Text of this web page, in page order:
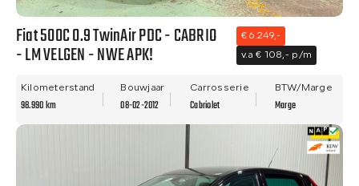
Fiat 500C 0.9 TwinAir PDC - CABRIO
- LM VELGEN - NWE APK!
€ 6.249,-
v.a € 108,- p/m
Kilometerstand
98.990 km
Bouwjaar
08-02-2012
Carrosserie
Cabriolet
BTW/Marge
Marge